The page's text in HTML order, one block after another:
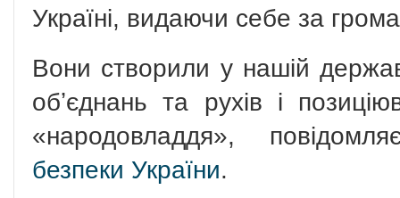
Україні, видаючи себе за
Вони створили у нашій
обʼєднань та рухів і
«народовладдя»,
безпеки України.